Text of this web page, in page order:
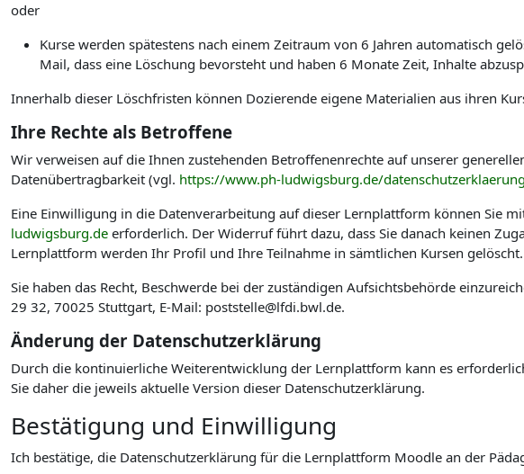
oder
Kurse werden spätestens nach einem Zeitraum von 6 Jahren automatisch
Mail, dass eine Löschung bevorsteht und haben 6 Monate Zeit, Inhalte
Innerhalb dieser Löschfristen können Dozierende eigene Materialien aus ihren
Ihre Rechte als Betroffene
Wir verweisen auf die Ihnen zustehenden Betroffenenrechte auf unserer
Datenübertragbarkeit (vgl. https://www.ph-ludwigsburg.de/
Eine Einwilligung in die Datenverarbeitung auf dieser Lernplattform können Sie
ludwigsburg.de erforderlich. Der Widerruf führt dazu, dass Sie danach keinen
Lernplattform werden Ihr Profil und Ihre Teilnahme in sämtlichen Kursen
Sie haben das Recht, Beschwerde bei der zuständigen Aufsichtsbehörde
29 32, 70025 Stuttgart, E-Mail: poststelle@lfdi.bwl.de.
Änderung der Datenschutzerklärung
Durch die kontinuierliche Weiterentwicklung der Lernplattform kann es
Sie daher die jeweils aktuelle Version dieser Datenschutzerklärung.
Bestätigung und Einwilligung
Ich bestätige, die Datenschutzerklärung für die Lernplattform Moodle an der